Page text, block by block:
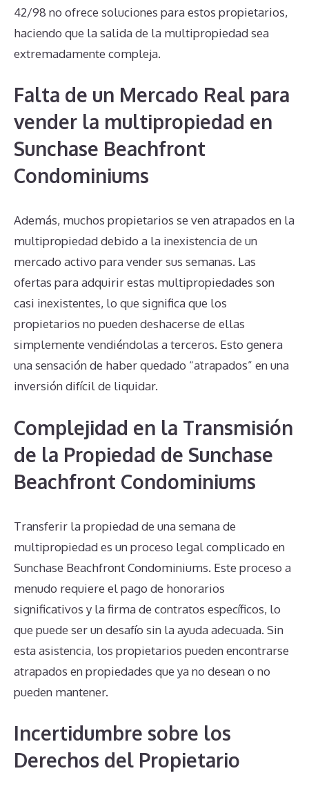
42/98 no ofrece soluciones para estos propietarios,
haciendo que la salida de la multipropiedad sea
extremadamente compleja.
Falta de un Mercado Real para
vender la multipropiedad en
Sunchase Beachfront
Condominiums
Además, muchos propietarios se ven atrapados en la
multipropiedad debido a la inexistencia de un
mercado activo para vender sus semanas. Las
ofertas para adquirir estas multipropiedades son
casi inexistentes, lo que significa que los
propietarios no pueden deshacerse de ellas
simplemente vendiéndolas a terceros. Esto genera
una sensación de haber quedado “atrapados” en una
inversión difícil de liquidar.
Complejidad en la Transmisión
de la Propiedad de Sunchase
Beachfront Condominiums
Transferir la propiedad de una semana de
multipropiedad es un proceso legal complicado en
Sunchase Beachfront Condominiums. Este proceso a
menudo requiere el pago de honorarios
significativos y la firma de contratos específicos, lo
que puede ser un desafío sin la ayuda adecuada. Sin
esta asistencia, los propietarios pueden encontrarse
atrapados en propiedades que ya no desean o no
pueden mantener.
Incertidumbre sobre los
Derechos del Propietario